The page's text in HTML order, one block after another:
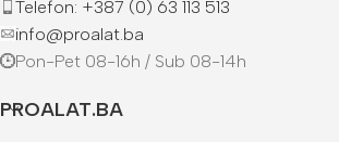
Telefon: +387 (0) 63 113 513
info@proalat.ba
Pon-Pet 08-16h / Sub 08-14h
PROALAT.BA